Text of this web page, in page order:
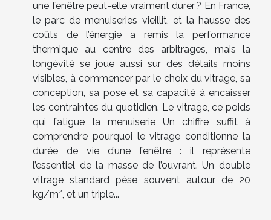
une fenêtre peut-elle vraiment durer ? En France,
le parc de menuiseries vieillit, et la hausse des
coûts de l’énergie a remis la performance
thermique au centre des arbitrages, mais la
longévité se joue aussi sur des détails moins
visibles, à commencer par le choix du vitrage, sa
conception, sa pose et sa capacité à encaisser
les contraintes du quotidien. Le vitrage, ce poids
qui fatigue la menuiserie Un chiffre suffit à
comprendre pourquoi le vitrage conditionne la
durée de vie d’une fenêtre : il représente
l’essentiel de la masse de l’ouvrant. Un double
vitrage standard pèse souvent autour de 20
kg/m², et un triple...